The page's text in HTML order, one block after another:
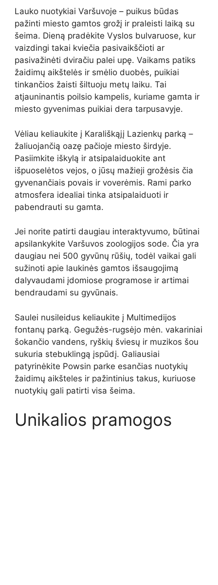
Lauko nuotykiai Varšuvoje – puikus būdas
pažinti miesto gamtos grožį ir praleisti laiką su
šeima. Dieną pradėkite Vyslos bulvaruose, kur
vaizdingi takai kviečia pasivaikščioti ar
pasivažinėti dviračiu palei upę. Vaikams patiks
žaidimų aikštelės ir smėlio duobės, puikiai
tinkančios žaisti šiltuoju metų laiku. Tai
atjauninantis poilsio kampelis, kuriame gamta ir
miesto gyvenimas puikiai dera tarpusavyje.
Vėliau keliaukite į Karališkąjį Lazienkų parką –
žaliuojančią oazę pačioje miesto širdyje.
Pasiimkite iškylą ir atsipalaiduokite ant
išpuoselėtos vejos, o jūsų mažieji grožėsis čia
gyvenančiais povais ir voverėmis. Rami parko
atmosfera idealiai tinka atsipalaiduoti ir
pabendrauti su gamta.
Jei norite patirti daugiau interaktyvumo, būtinai
apsilankykite Varšuvos zoologijos sode. Čia yra
daugiau nei 500 gyvūnų rūšių, todėl vaikai gali
sužinoti apie laukinės gamtos išsaugojimą
dalyvaudami įdomiose programose ir artimai
bendraudami su gyvūnais.
Saulei nusileidus keliaukite į Multimedijos
fontanų parką. Gegužės-rugsėjo mėn. vakariniai
šokančio vandens, ryškių šviesų ir muzikos šou
sukuria stebuklingą įspūdį. Galiausiai
patyrinėkite Powsin parke esančias nuotykių
žaidimų aikšteles ir pažintinius takus, kuriuose
nuotykių gali patirti visa šeima.
Unikalios pramogos